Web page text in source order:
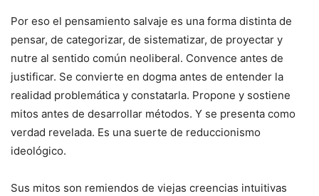
Por eso el pensamiento salvaje es una forma distinta de
pensar, de categorizar, de sistematizar, de proyectar y
nutre al sentido común neoliberal. Convence antes de
justificar. Se convierte en dogma antes de entender la
realidad problemática y constatarla. Propone y sostiene
mitos antes de desarrollar métodos. Y se presenta como
verdad revelada. Es una suerte de reduccionismo
ideológico.
Sus mitos son remiendos de viejas creencias intuitivas